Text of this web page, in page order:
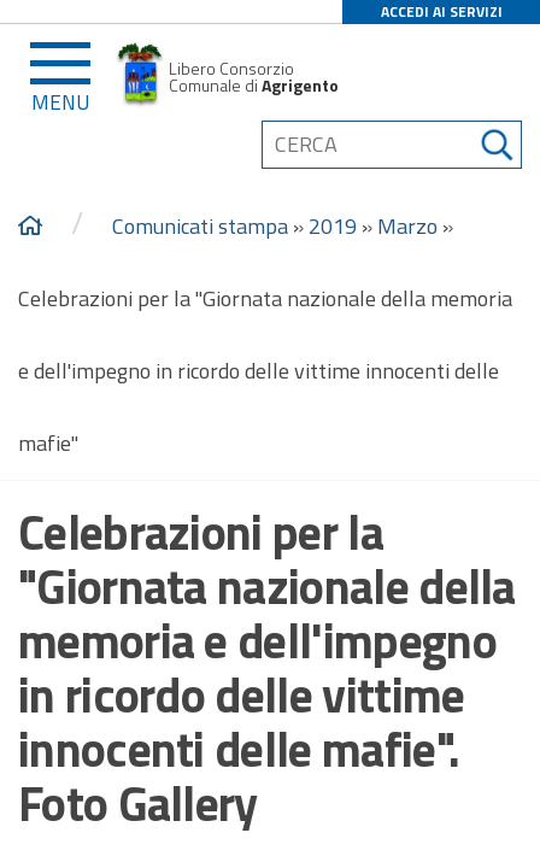
ACCEDI AI SERVIZI
MENU
Libero Consorzio
Comunale diAgrigento
/ Comunicati stampa»2019 »Marzo »
Celebrazioni per la "Giornata nazionale della memoria
e dell'impegno in ricordo delle vittime innocenti delle
mafie"
Celebrazioni per la
"Giornata nazionale della
memoria e dell'impegno
in ricordo delle vittime
innocenti delle mafie".
Foto Gallery